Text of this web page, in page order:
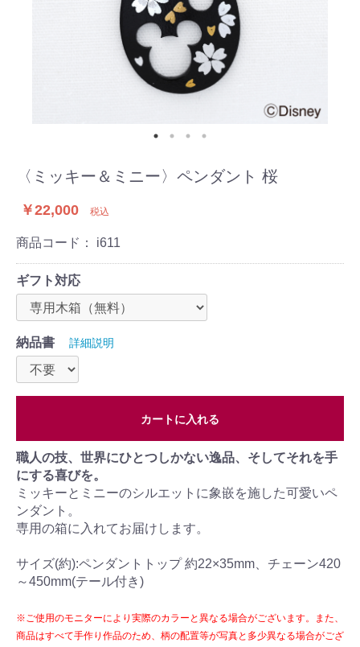
〈ミッキー＆ミニー〉ペンダント 桜
￥22,000 税込
商品コード： i611
ギフト対応
納品書 詳細説明
カートに入れる
職人の技、世界にひとつしかない逸品、そしてそれを手
にする喜びを。
ミッキーとミニーのシルエットに象嵌を施した可愛いペ
ンダント。
専用の箱に入れてお届けします。
サイズ(約):ペンダントトップ 約22×35mm、チェーン420
～450mm(テール付き)
※ご使用のモニターにより実際のカラーと異なる場合がございます。また、
商品はすべて手作り作品のため、柄の配置等が写真と多少異なる場合がござ